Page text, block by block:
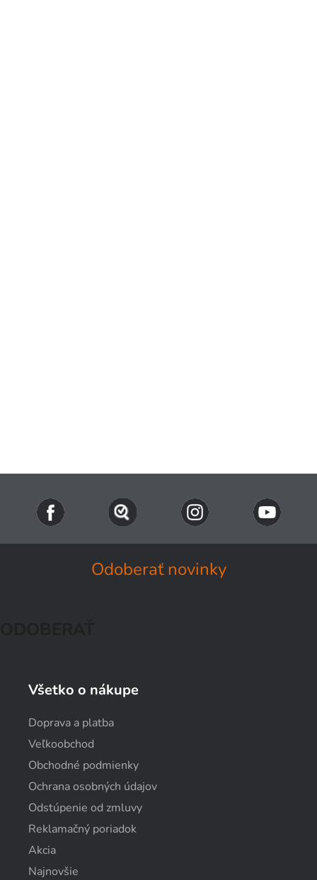
Odoberať novinky
Všetko o nákupe
Doprava a platba
Veľkoobchod
Obchodné podmienky
Ochrana osobných údajov
Odstúpenie od zmluvy
Reklamačný poriadok
Akcia
Najnovšie